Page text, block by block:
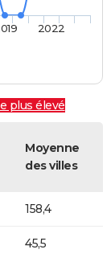
2022
plus élevé
Moyenne
des villes
158,4
45,5